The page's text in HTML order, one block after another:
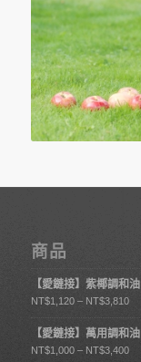
商品
【愛鏈接】紫椰調和油
NT$1,120 – NT$3,810
【愛鏈接】萬用調和油
NT$1,000 – NT$3,400